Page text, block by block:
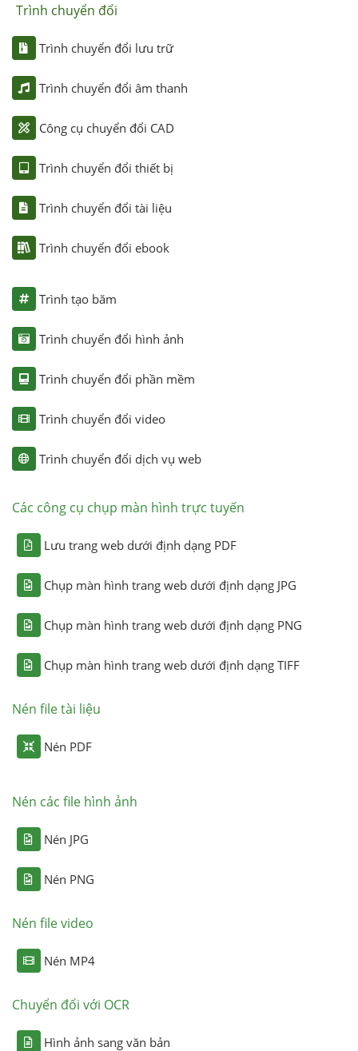
Trình chuyển đổi
Trình chuyển đổi lưu trữ
Trình chuyển đổi âm thanh
Công cụ chuyển đổi CAD
Trình chuyển đổi thiết bị
Trình chuyển đổi tài liệu
Trình chuyển đổi ebook
Trình tạo băm
Trình chuyển đổi hình ảnh
Trình chuyển đổi phần mềm
Trình chuyển đổi video
Trình chuyển đổi dịch vụ web
Các công cụ chụp màn hình trực tuyến
Lưu trang web dưới định dạng PDF
Chụp màn hình trang web dưới định dạng JPG
Chụp màn hình trang web dưới định dạng PNG
Chụp màn hình trang web dưới định dạng TIFF
Nén file tài liệu
Nén PDF
Nén các file hình ảnh
Nén JPG
Nén PNG
Nén file video
Nén MP4
Chuyển đổi với OCR
Hình ảnh sang văn bản